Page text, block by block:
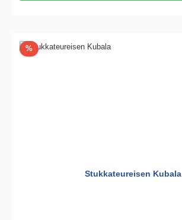
%Rabatt
Stukkateureisen Kubala